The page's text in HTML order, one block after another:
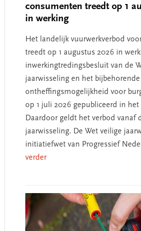
consumenten treedt op 1
in werking
Het landelijk vuurwerkverbod
treedt op 1 augustus 2026 in
inwerkingtredingsbesluit van de
jaarwisseling en het
ontheffingsmogelijkheid voor
op 1 juli 2026 gepubliceerd in het
Daardoor geldt het verbod vanaf
jaarwisseling. De Wet veilige
initiatiefwet van Progressief
verder